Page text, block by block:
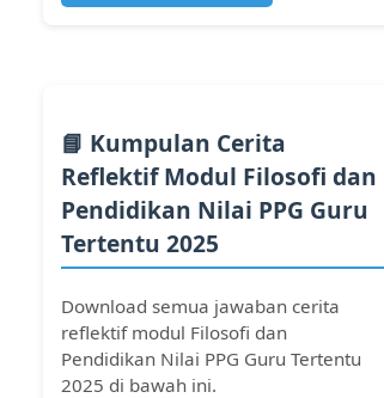
📘 Kumpulan Cerita
Reflektif Modul Filosofi dan
Pendidikan Nilai PPG Guru
Tertentu 2025
Download semua jawaban cerita
reflektif modul Filosofi dan
Pendidikan Nilai PPG Guru Tertentu
2025 di bawah ini.